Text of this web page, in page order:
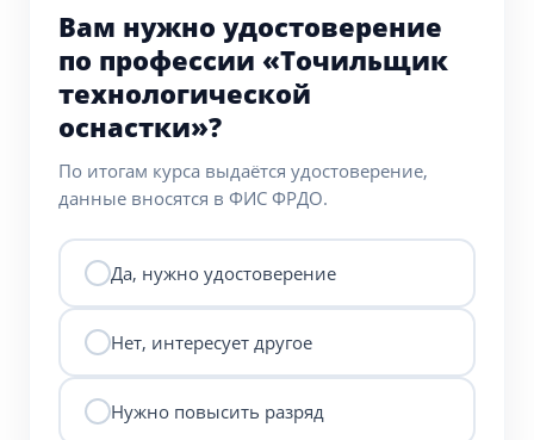
Вам нужно удостоверение
по профессии «Точильщик
технологической
оснастки»?
По итогам курса выдаётся удостоверение,
данные вносятся в ФИС ФРДО.
Да, нужно удостоверение
Нет, интересует другое
Нужно повысить разряд